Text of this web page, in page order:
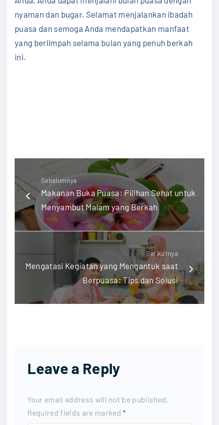
nyaman dan bugar. Selamat menjalankan ibadah
puasa dan semoga Anda mendapatkan manfaat
yang berlimpah selama bulan yang penuh berkah
ini.
Sebelumnya
Makanan Buka Puasa: Pilihan Sehat untuk
Menyambut Malam yang Berkah
Berikutnya
Mengatasi Kegiatan yang Mengantuk saat
Berpuasa: Tips dan Solusi
Leave a Reply
Your email address will not be published.
Required fields are marked*